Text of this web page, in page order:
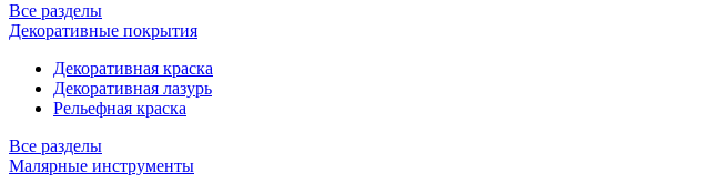
Все разделы
Декоративные покрытия
Декоративная краска
Декоративная лазурь
Рельефная краска
Все разделы
Малярные инструменты